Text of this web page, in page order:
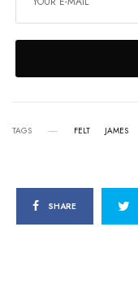
TAGS FELT JAMES
SHARE